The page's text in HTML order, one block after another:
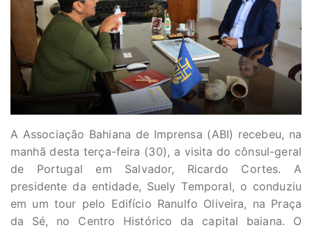
A Associação Bahiana de Imprensa (ABI) recebeu, na
manhã desta terça-feira (30), a visita do cônsul-geral
de Portugal em Salvador, Ricardo Cortes. A
presidente da entidade, Suely Temporal, o conduziu
em um tour pelo Edifício Ranulfo Oliveira, na Praça
da Sé, no Centro Histórico da capital baiana. O